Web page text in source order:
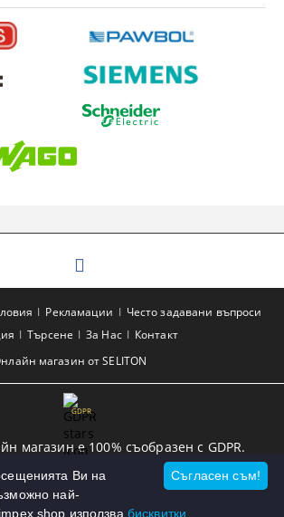
магазин от SELITON
Рекламации
Често задавани въпроси
Търсене За Нас Контакт
GDPR
магазин е 100% съобразен с GDPR.
Прочетете нашата политика
Моите лични данни
Съгласен съм!
Ви на
най-
използва бисквитки.